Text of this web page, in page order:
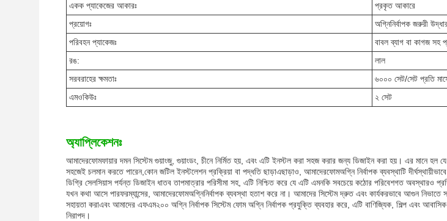
একক প্যাকেজের আকারঃ
প্রকৃত আকারে
প্রয়োগঃ
অগ্নিনির্বাপক জরুরী
পরিবহন প্যাকেজঃ
বাবল ব্যাগ বা কাগজ সহ
রঙ:
লাল
সরবরাহের ক্ষমতাঃ
৬০০০ সেট/সেট প্রতি
এমওকিউঃ
২ সেট
অ্যাপ্লিকেশনঃ
আমাদেরফোমফায়ার দমন সিস্টেম গুয়াংজু, গুয়াংডং, চীনে নির্মিত হয়, এবং এটি ইনস্টল করা সহজ করার জন্য ডিজাইন করা হয়। এর মানে
সহজেই চলমান করতে পারেন,কোন জটিল ইনস্টলেশন প্রক্রিয়া বা পদ্ধতি ছাড়াএছাড়াও, আমাদেরফোমঅগ্নি নির্বাপক ব্যবস্থাটি
ডিগ্রি সেলসিয়াস পর্যন্ত ডিজাইন ধাতব তাপমাত্রার পরিসীমা সহ, এটি নিশ্চিত করে যে এটি এমনকি সবচেয়ে কঠোর পরিবেশগত অবস্থারও
যখন কথা আসে পারফরম্যান্সের, আমাদেরফোমঅগ্নিনির্বাপক ব্যবস্থা হতাশ করে না। আমাদের সিস্টেম দ্রুত এবং কার্যকরভাবে আগুন নিভাতে
সহায়তা করাএবং আমাদের এফএম২০০ অগ্নি নির্বাপক সিস্টেম ফোম অগ্নি নির্বাপক প্রযুক্তি ব্যবহার করে, এটি বাণিজ্যিক, শিল্প এবং
নিরাপদ।